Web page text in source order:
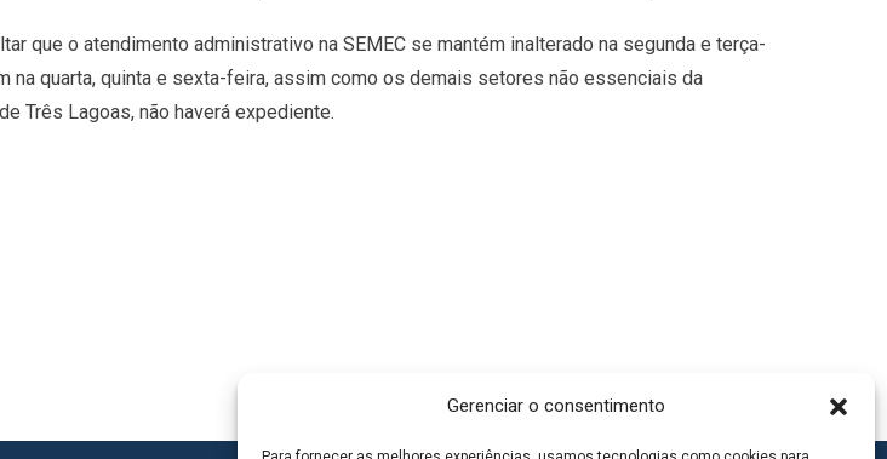
Gerenciar o consentimento
que o atendimento administrativo na SEMEC se mantém inalterado na segunda e terça-
na quarta, quinta e sexta-feira, assim como os demais setores não essenciais da
Três Lagoas, não haverá expediente.